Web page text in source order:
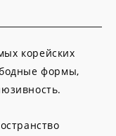
корейских
формы,